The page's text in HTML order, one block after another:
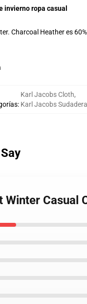
invierno ropa casual
Charcoal Heather es
:
Karl Jacobs Cloth,
Karl Jacobs
Casual